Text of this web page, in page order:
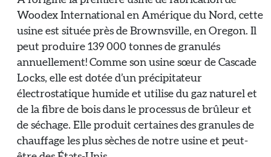
Woodex International en Amérique du Nord, cette
usine est située près de Brownsville, en Oregon. Il
peut produire 139 000 tonnes de granulés
annuellement! Comme son usine sœur de Cascade
Locks, elle est dotée d’un précipitateur
électrostatique humide et utilise du gaz naturel et
de la fibre de bois dans le processus de brûleur et
de séchage. Elle produit certaines des granules de
chauffage les plus sèches de notre usine et peut-